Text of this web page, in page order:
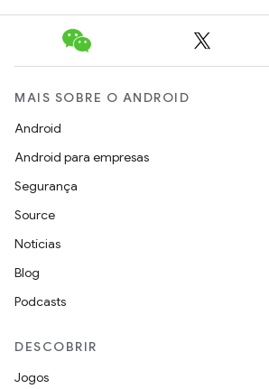
MAIS SOBRE O ANDROID
Android
Android para empresas
Segurança
Source
Notícias
Blog
Podcasts
DESCOBRIR
Jogos